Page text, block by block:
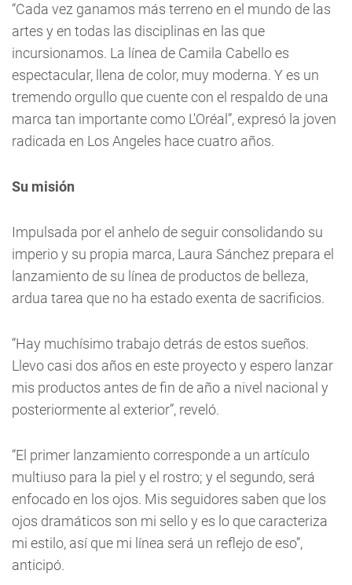
“Cada vez ganamos más terreno en el mundo de las
artes y en todas las disciplinas en las que
incursionamos. La línea de Camila Cabello es
espectacular, llena de color, muy moderna. Y es un
tremendo orgullo que cuente con el respaldo de una
marca tan importante como L'Oréal”, expresó la joven
radicada en Los Angeles hace cuatro años.
Su misión
Impulsada por el anhelo de seguir consolidando su
imperio y su propia marca, Laura Sánchez prepara el
lanzamiento de su línea de productos de belleza,
ardua tarea que no ha estado exenta de sacrificios.
“Hay muchísimo trabajo detrás de estos sueños.
Llevo casi dos años en este proyecto y espero lanzar
mis productos antes de fin de año a nivel nacional y
posteriormente al exterior”, reveló.
“El primer lanzamiento corresponde a un artículo
multiuso para la piel y el rostro; y el segundo, será
enfocado en los ojos. Mis seguidores saben que los
ojos dramáticos son mi sello y es lo que caracteriza
mi estilo, así que mi línea será un reflejo de eso”,
anticipó.